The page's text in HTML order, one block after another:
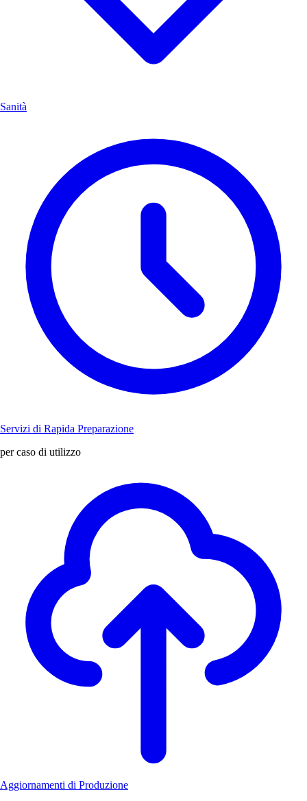
Sanità
Servizi di Rapida Preparazione
per caso di utilizzo
Aggiornamenti di Produzione